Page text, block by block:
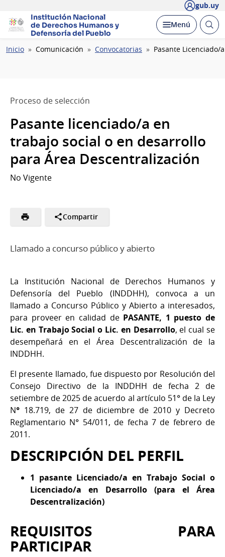
gub.uy
Institución Nacional
de Derechos Humanosy
Defensoría del Pueblo
Desplegar
Menú Abrir
Ruta
Inicio Comunicación Convocatorias Pasante Licenciado/
Proceso de selección
Pasante licenciado/a en
trabajo social o en desarrollo
para Área Descentralización
No Vigente
Compartir
Llamado a concurso público y abierto
La Institución Nacional de Derechos Humanos y
Defensoría del Pueblo (INDDHH), convoca a un
llamado a Concurso Público y Abierto a interesados,
para proveer en calidad de PASANTE, 1 puesto de
Lic. en Trabajo Social o Lic. en Desarrollo, el cual se
desempeñará en el Área Descentralización de la
INDDHH.
El presente llamado, fue dispuesto por Resolución del
Consejo Directivo de la INDDHH de fecha 2 de
setiembre de 2025 de acuerdo al artículo 51° de la Ley
N° 18.719, de 27 de diciembre de 2010 y Decreto
Reglamentario N° 54/011, de fecha 7 de febrero de
2011.
DESCRIPCIÓN DEL PERFIL
1 pasante Licenciado/a en Trabajo Social o
Licenciado/a en Desarrollo (para el Área
Descentralización)
REQUISITOS PARA
PARTICIPAR